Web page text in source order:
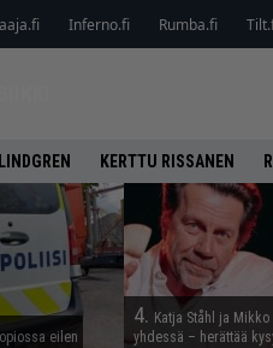
Inferno.fi Rumba.fi
KERTTU RISSANEN
eilen
4. Katja Ståhl ja
yhdessä – herättää